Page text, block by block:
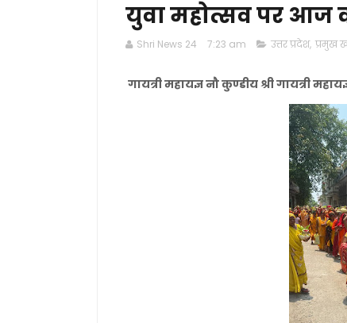
युवा महोत्सव पर आज
Shri News 24 7:23 am उत्तर प्रदेश, प्रमुख
गायत्री महायज्ञ नौ कुण्डीय श्री गायत्री